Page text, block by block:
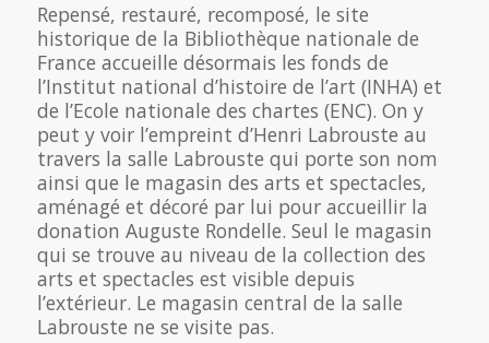
Repensé, restauré, recomposé, le site
historique de la Bibliothèque nationale de
France accueille désormais les fonds de
l’Institut national d’histoire de l’art (INHA) et
de l’Ecole nationale des chartes (ENC). On y
peut y voir l’empreint d’Henri Labrouste au
travers la salle Labrouste qui porte son nom
ainsi que le magasin des arts et spectacles,
aménagé et décoré par lui pour accueillir la
donation Auguste Rondelle. Seul le magasin
qui se trouve au niveau de la collection des
arts et spectacles est visible depuis
l’extérieur. Le magasin central de la salle
Labrouste ne se visite pas.